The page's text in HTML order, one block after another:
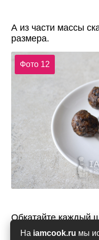
На iamcook.ru мы
А из части массы
размера.
Фото 12
Обкатайте каждый
семенах кунжута